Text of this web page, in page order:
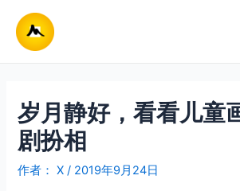
岁月静好，看看儿童
剧扮相
作者： X/ 2019年9月24日